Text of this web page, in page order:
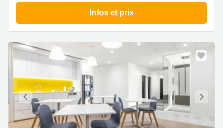
Infos et prix